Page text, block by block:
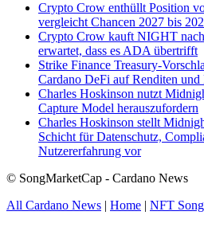
Crypto Crow enthüllt Position
vergleicht Chancen 2027 bis
Crypto Crow kauft NIGHT
erwartet, dass es ADA übertrifft
Strike Finance Treasury-
Cardano DeFi auf Renditen
Charles Hoskinson nutzt
Capture Model herauszufordern
Charles Hoskinson stellt
Schicht für Datenschutz,
Nutzererfahrung vor
© SongMarketCap - Cardano News
All Cardano News | Home | NFT